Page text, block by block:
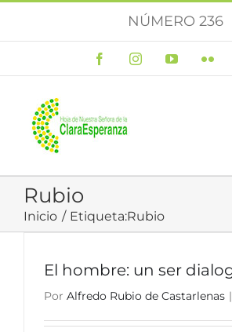
NÚMERO 236
FacebookInstagramYouTube
Rubio
Inicio Etiqueta:Rubio
El hombre: un ser
Por Alfredo Rubio de Castarlenas |